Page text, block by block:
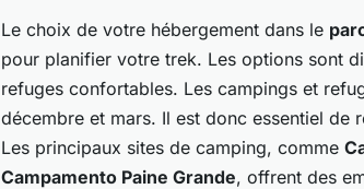
Le choix de votre hébergement dans le
pour planifier votre trek. Les options sont
refuges confortables. Les campings et
décembre et mars. Il est donc essentiel de
Les principaux sites de camping, comme
Campamento Paine Grande, offrent des